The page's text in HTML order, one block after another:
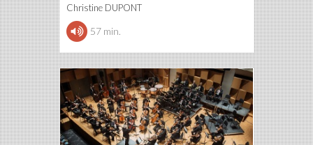
Christine DUPONT
57 min.